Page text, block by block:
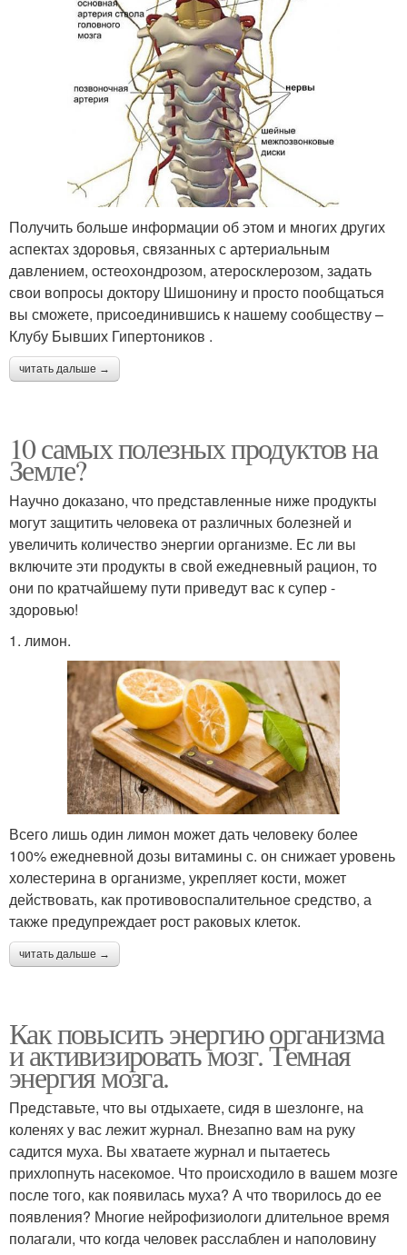
Получить больше информации об этом и многих других
аспектах здоровья, связанных с артериальным
давлением, остеохондрозом, атеросклерозом, задать
свои вопросы доктору Шишонину и просто пообщаться
вы сможете, присоединившись к нашему сообществу –
Клубу Бывших Гипертоников .
читать дальше →
10 самых полезных продуктов на
Земле?
Научно доказано, что представленные ниже продукты
могут защитить человека от различных болезней и
увеличить количество энергии организме. Ес ли вы
включите эти продукты в свой ежедневный рацион, то
они по кратчайшему пути приведут вас к супер -
здоровью!
1. лимон.
Всего лишь один лимон может дать человеку более
100% ежедневной дозы витамины с. он снижает уровень
холестерина в организме, укрепляет кости, может
действовать, как противовоспалительное средство, а
также предупреждает рост раковых клеток.
читать дальше →
Как повысить энергию организма
и активизировать мозг. Темная
энергия мозга.
Представьте, что вы отдыхаете, сидя в шезлонге, на
коленях у вас лежит журнал. Внезапно вам на руку
садится муха. Вы хватаете журнал и пытаетесь
прихлопнуть насекомое. Что происходило в вашем мозге
после того, как появилась муха? А что творилось до ее
появления? Многие нейрофизиологи длительное время
полагали, что когда человек расслаблен и наполовину